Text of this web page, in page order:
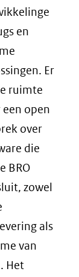
en
Er
ruimte
open
over
die
BRO
zowel
als
van
Het